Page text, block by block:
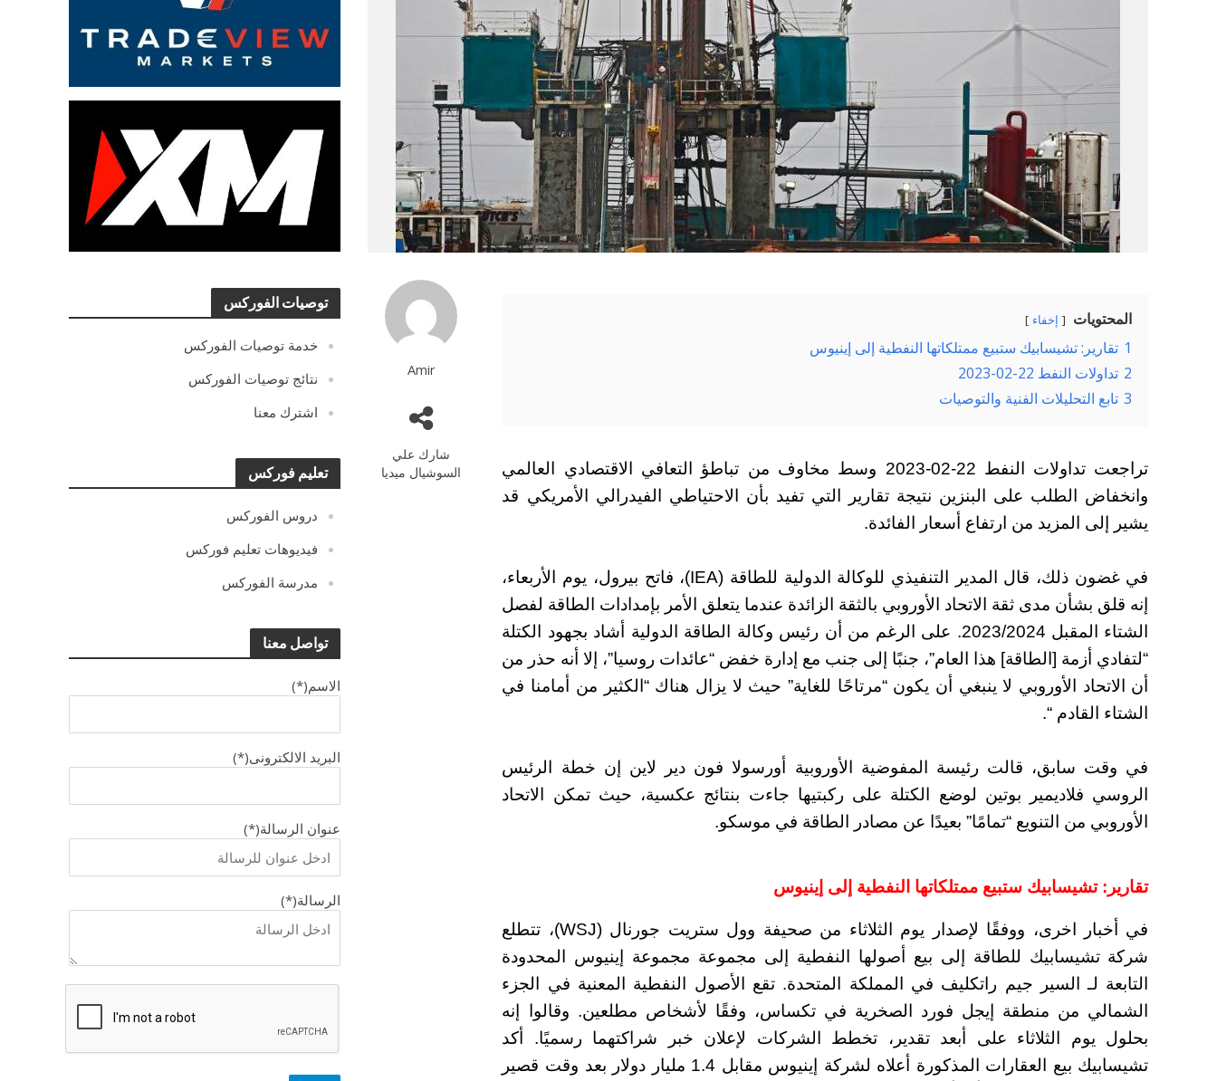
توصيات الفوركس
خدمة توصيات الفوركس
نتائج توصيات الفوركس
اشترك معنا
تعليم فوركس
دروس الفوركس
فيديوهات تعليم فوركس
مدرسة الفوركس
تواصل معنا
الاسم(*)
البريد الالكترونى(*)
عنوان الرسالة(*)
الرسالة(*)
Amir
شارك علي
السوشيال ميديا
المحتويات إخفاء
1 تقارير: تشيسابيك ستبيع ممتلكاتها النفطية إلى إينيوس
2 تداولات النفط 22-02-2023
3 تابع التحليلات الفنية والتوصيات
تراجعت تداولات النفط 22-02-2023 وسط مخاوف من تباطؤ التعافي الاقتصادي العالمي
وانخفاض الطلب على البنزين نتيجة تقارير التي تفيد بأن الاحتياطي الفيدرالي الأمريكي قد
يشير إلى المزيد من ارتفاع أسعار الفائدة.
في غضون ذلك، قال المدير التنفيذي للوكالة الدولية للطاقة (IEA)، فاتح بيرول، يوم الأربعاء،
إنه قلق بشأن مدى ثقة الاتحاد الأوروبي بالثقة الزائدة عندما يتعلق الأمر بإمدادات الطاقة لفصل
الشتاء المقبل 2023/2024. على الرغم من أن رئيس وكالة الطاقة الدولية أشاد بجهود الكتلة
“لتفادي أزمة [الطاقة] هذا العام”، جنبًا إلى جنب مع إدارة خفض “عائدات روسيا”، إلا أنه حذر من
أن الاتحاد الأوروبي لا ينبغي أن يكون “مرتاحًا للغاية” حيث لا يزال هناك “الكثير من أمامنا في
الشتاء القادم “.
في وقت سابق، قالت رئيسة المفوضية الأوروبية أورسولا فون دير لاين إن خطة الرئيس
الروسي فلاديمير بوتين لوضع الكتلة على ركبتيها جاءت بنتائج عكسية، حيث تمكن الاتحاد
الأوروبي من التنويع “تمامًا” بعيدًا عن مصادر الطاقة في موسكو.
تقارير: تشيسابيك ستبيع ممتلكاتها النفطية إلى إينيوس
في أخبار اخرى، ووفقًا لإصدار يوم الثلاثاء من صحيفة وول ستريت جورنال (WSJ)، تتطلع
شركة تشيسابيك للطاقة إلى بيع أصولها النفطية إلى مجموعة مجموعة إينيوس المحدودة
التابعة لـ السير جيم راتكليف في المملكة المتحدة. تقع الأصول النفطية المعنية في الجزء
الشمالي من منطقة إيجل فورد الصخرية في تكساس، وفقًا لأشخاص مطلعين. وقالوا إنه
بحلول يوم الثلاثاء على أبعد تقدير، تخطط الشركات لإعلان خبر شراكتهما رسميًا. أكد
تشيسابيك بيع العقارات المذكورة أعلاه لشركة إينيوس مقابل 1.4 مليار دولار بعد وقت قصير